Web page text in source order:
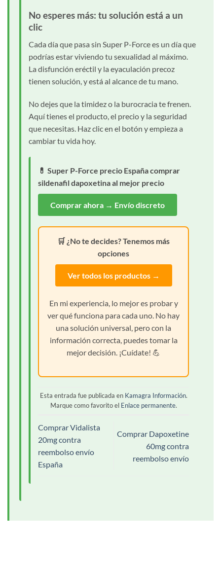
No esperes más: tu solución está a un
clic
Cada día que pasa sin Super P-Force es un día que
podrías estar viviendo tu sexualidad al máximo.
La disfunción eréctil y la eyaculación precoz
tienen solución, y está al alcance de tu mano.
No dejes que la timidez o la burocracia te frenen.
Aquí tienes el producto, el precio y la seguridad
que necesitas. Haz clic en el botón y empieza a
cambiar tu vida hoy.
💊 Super P-Force precio España comprar
sildenafil dapoxetina al mejor precio
Comprar ahora → Envío discreto
🛒 ¿No te decides? Tenemos más
opciones
Ver todos los productos →
En mi experiencia, lo mejor es probar y
ver qué funciona para cada uno. No hay
una solución universal, pero con la
información correcta, puedes tomar la
mejor decisión. ¡Cuídate! 💪
Esta entrada fue publicada en Kamagra Información.
Marque como favorito el Enlace permanente.
Comprar Vidalista
20mg contra
reembolso envío
España
Comprar Dapoxetine
60mg contra
reembolso envío